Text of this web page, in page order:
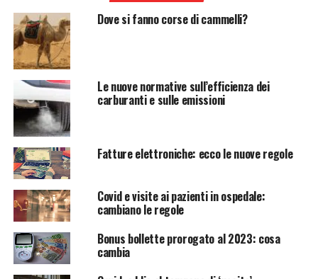
Una Guida Completa alle Gare
Olimpiche di Nuoto: Eventi,
Regole e Stelle
Legare olimpiche
eventi più prestigiosi e seguiti durante i Giochi Olimpici.
Questo sport affascinante ha una storia ricca di
emozioni, record mondiali e leggende. In questo
articolo, esploreremo in dettaglio quali sono le gare
olimpiche di nuoto, le loro caratteristiche, le regole
principali e alcuni degli atleti più celebri che hanno
Dove si fanno corse di cammelli?
Le nuove normative sull’efficienza dei
carburanti e sulle emissioni
Fatture elettroniche: ecco le nuove regole
Covid e visite ai pazienti in ospedale:
cambiano le regole
Bonus bollette prorogato al 2023: cosa
cambia